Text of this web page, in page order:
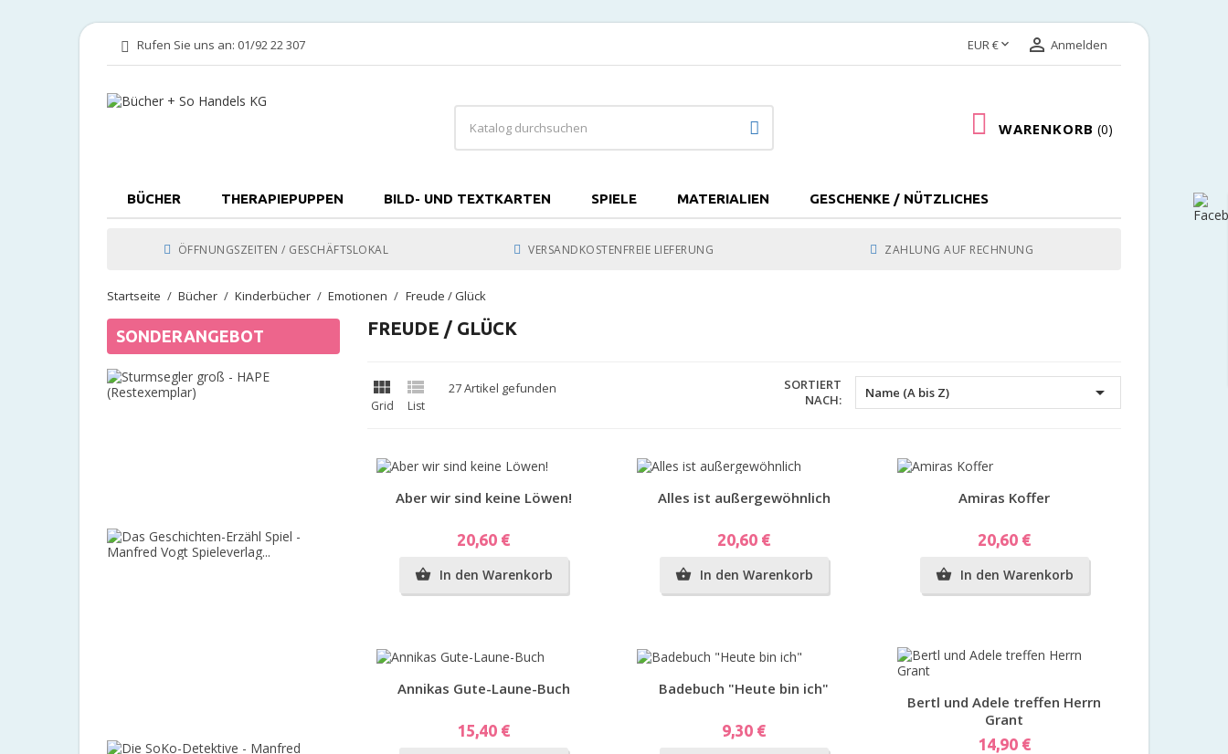
Rufen Sie uns an: 01/92 22 307 EUR €  Anmelden
WARENKORB 0
BÜCHER THERAPIEPUPPEN BILD- UND TEXTKARTEN SPIELE MATERIALIEN GESCHENKE / NÜTZLICHES
ÖFFNUNGSZEITEN / GESCHÄFTSLOKAL VERSANDKOSTENFREIE LIEFERUNG ZAHLUNG AUF RECHNUNG
Startseite Bücher Kinderbücher Emotionen Freude / Glück
SONDERANGEBOT
Sturmsegler
groß
400,00 €
Spieleverlag...
FREUDE / GLÜCK

Grid

List
27 Artikel gefunden
SORTIERT
NACH:
Name (A bis Z) 
Vorschau
Aber wir sind keine Löwen!
Preis
20,60 €
 In den Warenkorb
Vorschau
Alles ist außergewöhnlich
Preis
20,60 €
 In den Warenkorb
Vorschau
Amiras Koffer
Preis
20,60 €
 In den Warenkorb
Vorschau
Annikas Gute-Laune-Buch
Preis
15,40 €
Vorschau
Badebuch "Heute bin ich"
Preis
9,30 €
Vorschau
Bertl und Adele treffen Herrn
Grant
Preis
14,90 €